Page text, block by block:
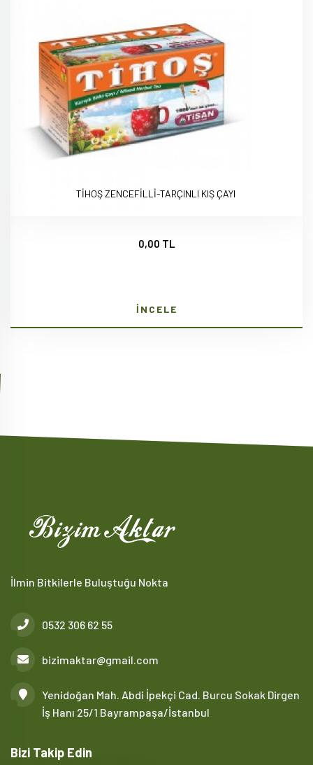
TİHOŞ ZENCEFİLLİ-TARÇINLI KIŞ ÇAYI
0,00 TL
İNCELE
İlmin Bitkilerle Buluştuğu Nokta
0532 306 62 55
bizimaktar@gmail.com
Yenidoğan Mah. Abdi İpekçi Cad. Burcu Sokak Dirgen
İş Hanı 25/1 Bayrampaşa/İstanbul
Bizi Takip Edin